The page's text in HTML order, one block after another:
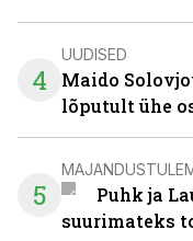
4
UUDISED
Maido
lõputult ühe
5
Puhk ja
suurimateks